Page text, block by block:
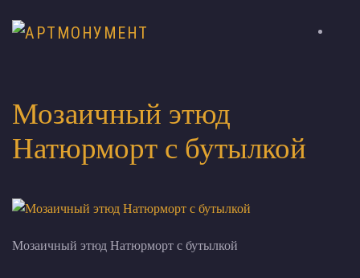
Мозаичный этюд
Натюрморт с бутылкой
Мозаичный этюд Натюрморт с бутылкой